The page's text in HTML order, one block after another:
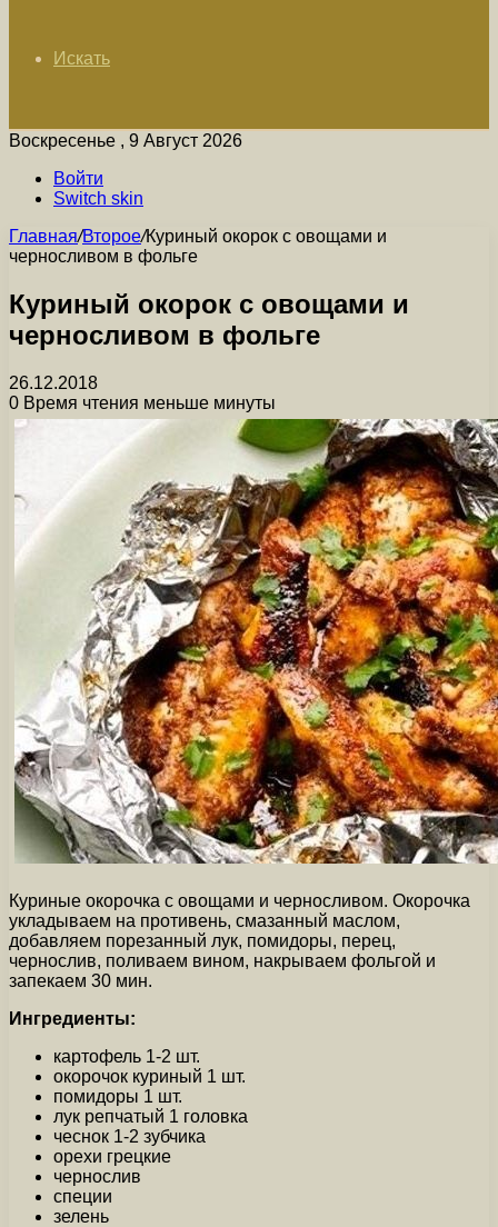
Искать
Воскресенье , 9 Август 2026
Войти
Switch skin
Главная/Второе/Куриный окорок с овощами и
черносливом в фольге
Куриный окорок с овощами и
черносливом в фольге
26.12.2018
0 Время чтения меньше минуты
Куриные окорочка с овощами и черносливом. Окорочка
укладываем на противень, смазанный маслом,
добавляем порезанный лук, помидоры, перец,
чернослив, поливаем вином, накрываем фольгой и
запекаем 30 мин.
Ингредиенты:
картофель 1-2 шт.
окорочок куриный 1 шт.
помидоры 1 шт.
лук репчатый 1 головка
чеснок 1-2 зубчика
орехи грецкие
чернослив
специи
зелень